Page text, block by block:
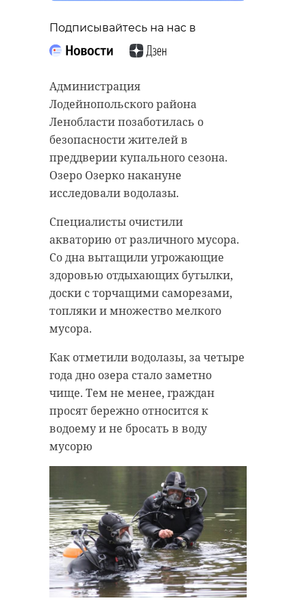
Подписывайтесь на нас в
Администрация
Лодейнопольского района
Ленобласти позаботилась о
безопасности жителей в
преддверии купального сезона.
Озеро Озерко накануне
исследовали водолазы.
Специалисты очистили
акваторию от различного мусора.
Со дна вытащили угрожающие
здоровью отдыхающих бутылки,
доски с торчащими саморезами,
топляки и множество мелкого
мусора.
Как отметили водолазы, за четыре
года дно озера стало заметно
чище. Тем не менее, граждан
просят бережно относится к
водоему и не бросать в воду
мусорю